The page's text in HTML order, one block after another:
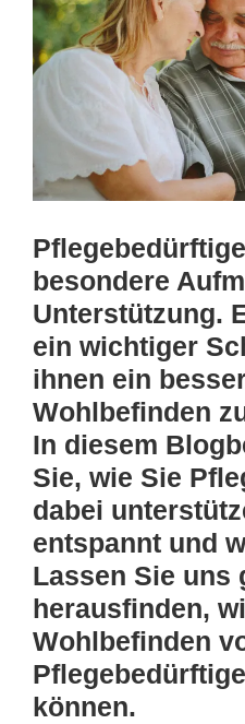
besondere
Unterstützung.
ein wichtiger
ihnen ein
Wohlbefinden
In diesem
Sie, wie Sie
dabei
entspannt und
Lassen Sie uns
herausfinden,
Wohlbefinden
können.